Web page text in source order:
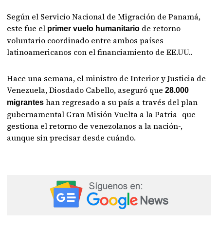
Según el Servicio Nacional de Migración de Panamá,
este fue el primer vuelo humanitario de retorno
voluntario coordinado entre ambos países
latinoamericanos con el financiamiento de EE.UU..
Hace una semana, el ministro de Interior y Justicia de
Venezuela, Diosdado Cabello, aseguró que28.000
migrantes han regresado a su país a través del plan
gubernamental Gran Misión Vuelta a la Patria -que
gestiona el retorno de venezolanos a la nación-,
aunque sin precisar desde cuándo.